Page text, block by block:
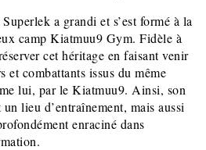
a grandi et s’est formé à la
camp Kiatmuu9 Gym. Fidèle à
cet héritage en faisant venir
et combattants issus du même
lui, par le Kiatmuu9. Ainsi, son
un lieu d’entraînement, mais aussi
enraciné dans